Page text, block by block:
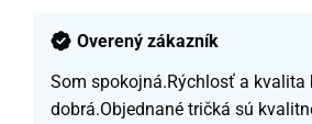
Overený zákazník
Som spokojná.Rýchlosť a kvalita
dobrá.Objednané tričká sú